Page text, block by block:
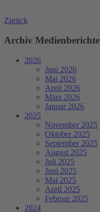
Zurück
Archiv Medienberichte
2026
Juni 2026
Mai 2026
April 2026
März 2026
Januar 2026
2025
November 2025
Oktober 2025
September 2025
August 2025
Juli 2025
Juni 2025
Mai 2025
April 2025
Februar 2025
2024